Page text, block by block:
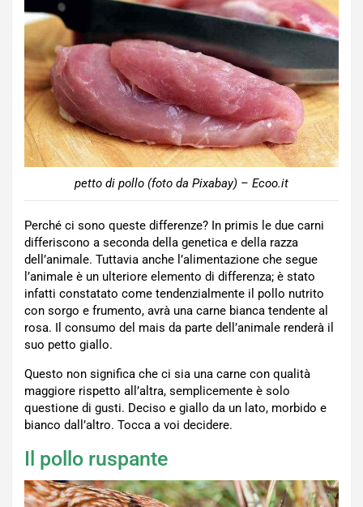
petto di pollo (foto da Pixabay) – Ecoo.it
Perché ci sono queste differenze? In primis le due carni
differiscono a seconda della genetica e della razza
dell’animale. Tuttavia anche l’alimentazione che segue
l’animale è un ulteriore elemento di differenza; è stato
infatti constatato come tendenzialmente il pollo nutrito
con sorgo e frumento, avrà una carne bianca tendente al
rosa. Il consumo del mais da parte dell’animale renderà il
suo petto giallo.
Questo non significa che ci sia una carne con qualità
maggiore rispetto all’altra, semplicemente è solo
questione di gusti. Deciso e giallo da un lato, morbido e
bianco dall’altro. Tocca a voi decidere.
Il pollo ruspante